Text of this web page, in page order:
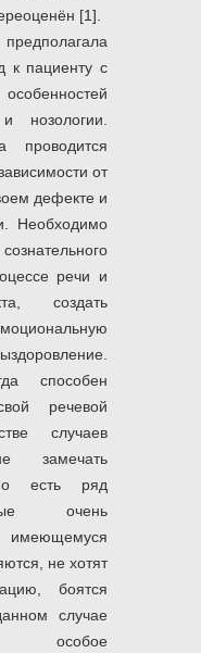
[1].
к пациенту с
нозологии.
проводится
от
дефекте и
Необходимо
речи и
создать
способен
речевой
случаев
замечать
есть ряд
очень
не хотят
боятся
случае